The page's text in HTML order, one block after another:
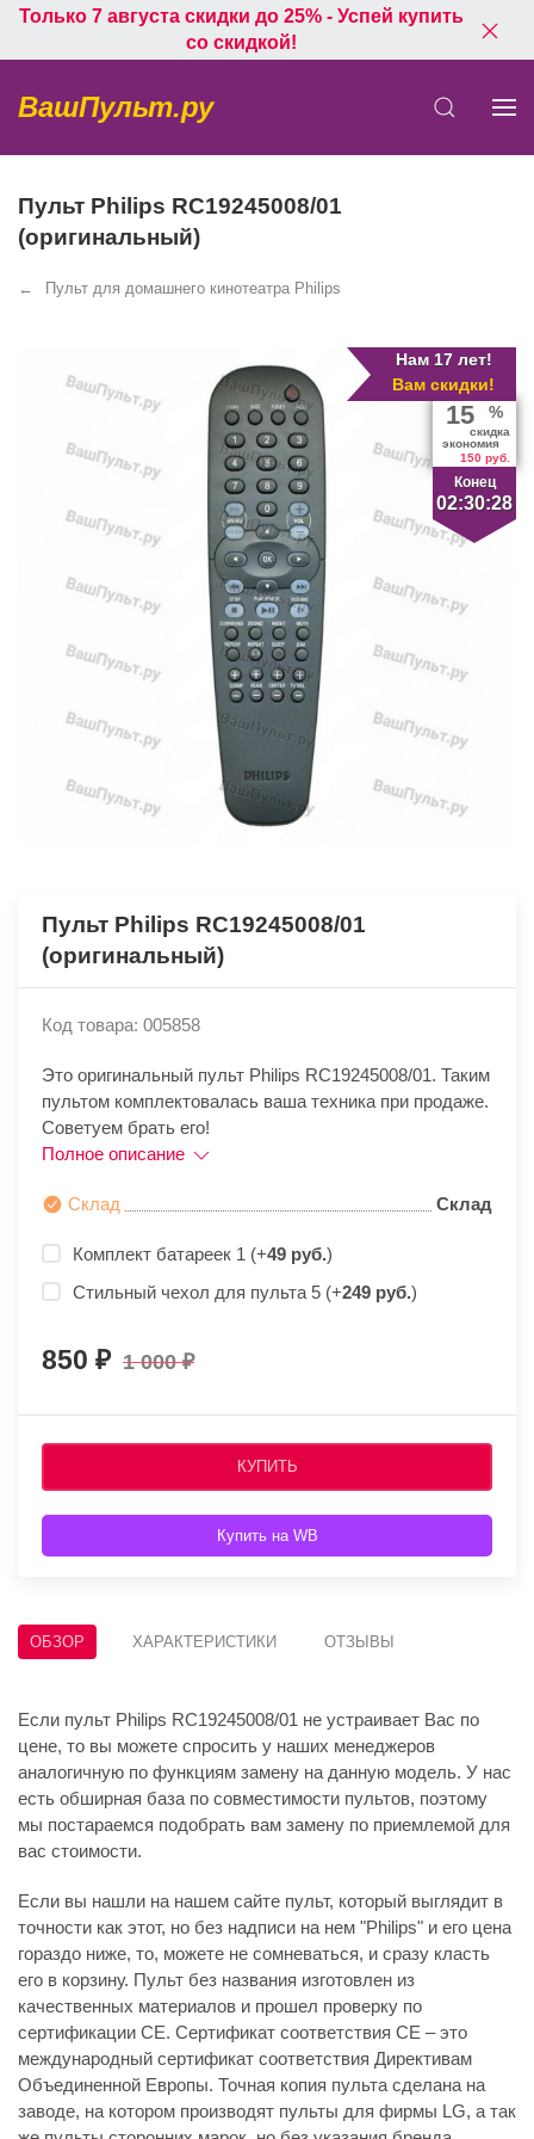
Только 7 августа скидки до 25% - Успей купить
со скидкой!
ВашПульт.ру
Пульт Philips RC19245008/01
(оригинальный)
Пульт для домашнего кинотеатра Philips
Нам 17 лет!
Вам скидки!
Конец
02:30:28
15 %
скидка
экономия
150 руб.
Пульт Philips RC19245008/01
(оригинальный)
Код товара: 005858
Это оригинальный пульт Philips RC19245008/01. Таким
пультом комплектовалась ваша техника при продаже.
Советуем брать его!
Полное описание
Склад Склад
Комплект батареек 1 (+49 руб.)
Стильный чехол для пульта 5 (+249 руб.)
850 1 000
КУПИТЬ
Купить на WB
ОБЗОР ХАРАКТЕРИСТИКИ ОТЗЫВЫ
Если пульт Philips RC19245008/01 не устраивает Вас по
цене, то вы можете спросить у наших менеджеров
аналогичную по функциям замену на данную модель. У нас
есть обширная база по совместимости пультов, поэтому
мы постараемся подобрать вам замену по приемлемой для
вас стоимости.
Если вы нашли на нашем сайте пульт, который выглядит в
точности как этот, но без надписи на нем "Philips" и его цена
гораздо ниже, то, можете не сомневаться, и сразу класть
его в корзину. Пульт без названия изготовлен из
качественных материалов и прошел проверку по
сертификации CE. Сертификат соответствия СЕ – это
международный сертификат соответствия Директивам
Объединенной Европы. Точная копия пульта сделана на
заводе, на котором производят пульты для фирмы LG, а так